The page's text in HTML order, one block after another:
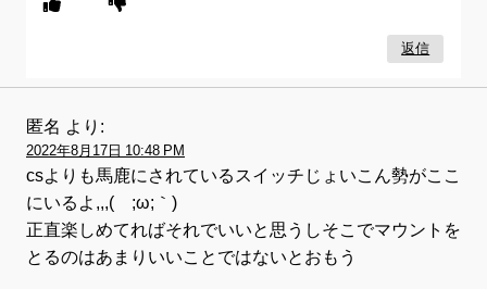
返信
匿名 より:
2022年8月17日 10:48 PM
csよりも馬鹿にされているスイッチじょいこん勢がここ
にいるよ,,,(´;ω;｀)
正直楽しめてればそれでいいと思うしそこでマウントを
とるのはあまりいいことではないとおもう